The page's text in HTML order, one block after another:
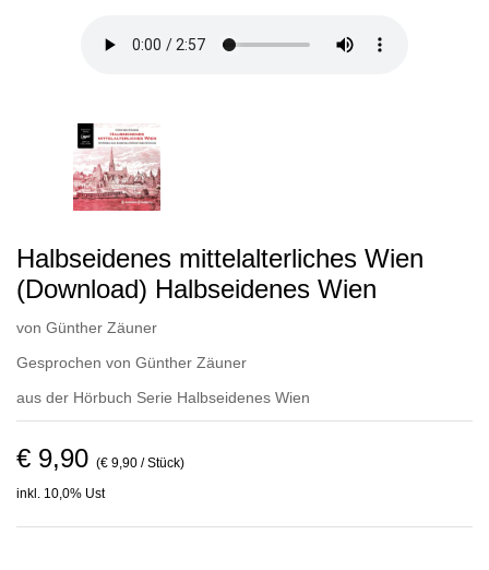
Halbseidenes mittelalterliches Wien
(Download) Halbseidenes Wien
von Günther Zäuner
Gesprochen von Günther Zäuner
aus der Hörbuch Serie Halbseidenes Wien
€ 9,90 (€ 9,90 / Stück)
inkl. 10,0% Ust